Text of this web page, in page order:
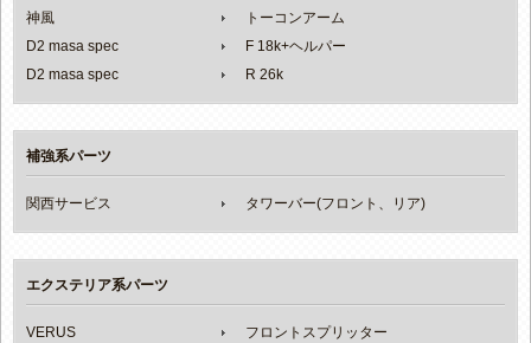
神風
トーコンアーム
D2 masa spec
F 18k+ヘルパー
D2 masa spec
R 26k
補強系パーツ
関西サービス タワーバー(フロント、リア)
エクステリア系パーツ
VERUS
フロントスプリッター